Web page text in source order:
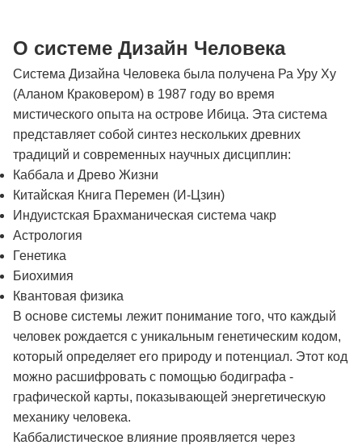
О системе Дизайн Человека
Система Дизайна Человека была получена Ра Уру Ху
(Аланом Краковером) в 1987 году во время
мистического опыта на острове Ибица. Эта система
представляет собой синтез нескольких древних
традиций и современных научных дисциплин:
Каббала и Древо Жизни
Китайская Книга Перемен (И-Цзин)
Индуистская Брахманическая система чакр
Астрология
Генетика
Биохимия
Квантовая физика
В основе системы лежит понимание того, что каждый
человек рождается с уникальным генетическим кодом,
который определяет его природу и потенциал. Этот код
можно расшифровать с помощью бодиграфа -
графической карты, показывающей энергетическую
механику человека.
Каббалистическое влияние проявляется через